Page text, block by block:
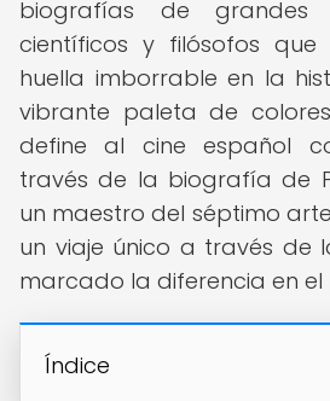
biografías de grandes
científicos y filósofos
huella imborrable en la
vibrante paleta de
define al cine español
través de la biografía de
un maestro del séptimo
un viaje único a través de
marcado la diferencia en el
Índice